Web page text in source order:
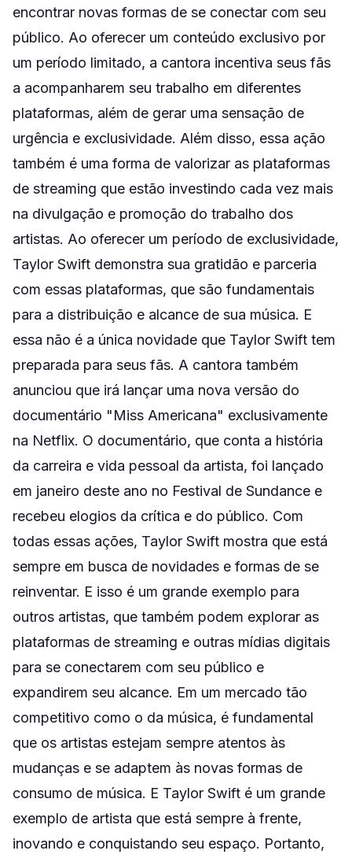
encontrar novas formas de se conectar com seu
público. Ao oferecer um conteúdo exclusivo por
um período limitado, a cantora incentiva seus fãs
a acompanharem seu trabalho em diferentes
plataformas, além de gerar uma sensação de
urgência e exclusividade. Além disso, essa ação
também é uma forma de valorizar as plataformas
de streaming que estão investindo cada vez mais
na divulgação e promoção do trabalho dos
artistas. Ao oferecer um período de exclusividade,
Taylor Swift demonstra sua gratidão e parceria
com essas plataformas, que são fundamentais
para a distribuição e alcance de sua música. E
essa não é a única novidade que Taylor Swift tem
preparada para seus fãs. A cantora também
anunciou que irá lançar uma nova versão do
documentário "Miss Americana" exclusivamente
na Netflix. O documentário, que conta a história
da carreira e vida pessoal da artista, foi lançado
em janeiro deste ano no Festival de Sundance e
recebeu elogios da crítica e do público. Com
todas essas ações, Taylor Swift mostra que está
sempre em busca de novidades e formas de se
reinventar. E isso é um grande exemplo para
outros artistas, que também podem explorar as
plataformas de streaming e outras mídias digitais
para se conectarem com seu público e
expandirem seu alcance. Em um mercado tão
competitivo como o da música, é fundamental
que os artistas estejam sempre atentos às
mudanças e se adaptem às novas formas de
consumo de música. E Taylor Swift é um grande
exemplo de artista que está sempre à frente,
inovando e conquistando seu espaço. Portanto,